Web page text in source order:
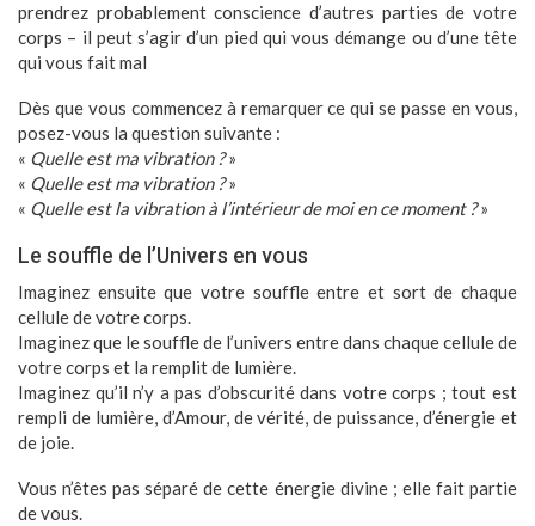
prendrez probablement conscience d’autres parties de votre
corps – il peut s’agir d’un pied qui vous démange ou d’une tête
qui vous fait mal
Dès que vous commencez à remarquer ce qui se passe en vous,
posez-vous la question suivante :
« Quelle est ma vibration ?»
« Quelle est ma vibration ?»
« Quelle est la vibration à l’intérieur de moi en ce moment ?»
Le souffle de l’Univers en vous
Imaginez ensuite que votre souffle entre et sort de chaque
cellule de votre corps.
Imaginez que le souffle de l’univers entre dans chaque cellule de
votre corps et la remplit de lumière.
Imaginez qu’il n’y a pas d’obscurité dans votre corps ; tout est
rempli de lumière, d’Amour, de vérité, de puissance, d’énergie et
de joie.
Vous n’êtes pas séparé de cette énergie divine ; elle fait partie
de vous.